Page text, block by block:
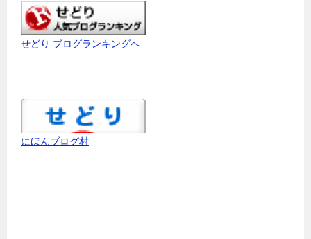
せどり ブログランキングへ
にほんブログ村